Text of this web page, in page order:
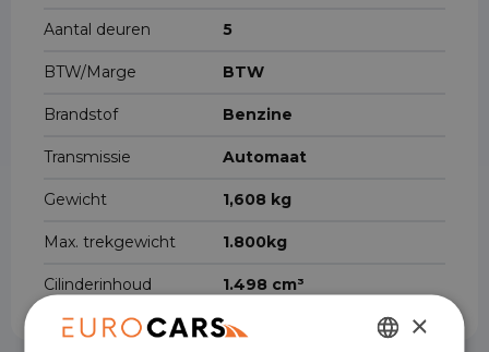
Aantal deuren 5
BTW/Marge BTW
Brandstof Benzine
Transmissie Automaat
Gewicht 1,608 kg
Max. trekgewicht 1.800kg
Cilinderinhoud 1.498 cm³
×